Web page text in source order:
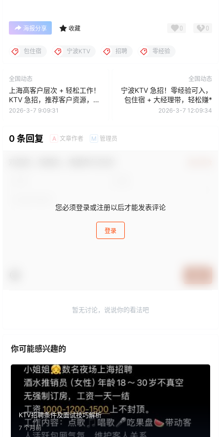
海报分享 收藏 0 0
包住宿 宁波KTV 招聘 零经验
全国动态
上海高客户层次 + 轻松工作！
KTV 急招，推荐客户资源，包
住宿助你快速赚钱
2026-3-7 9:09:31
全国动态
宁波KTV 急招！零经验可入，
包住宿 + 大经理带，轻松赚*
2026-3-7 12:09:34
0 条回复 A 文章作者 M 管理员
您必须登录或注册以后才能发表评论
登录
暂无讨论，说说你的看法吧
你可能感兴趣的
KTV招聘条件及面试技巧解析
7 个月前